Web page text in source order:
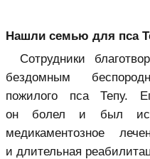
Нашли семью для пса
Сотрудники
бездомным
пожилого пса Тепу.
он болел и был
медикаментозное
и длительная